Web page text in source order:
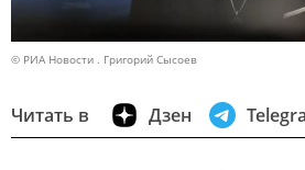
© РИА Новости . Григорий Сысоев
Читать в Дзен